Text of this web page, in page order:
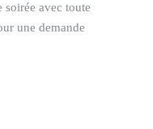
soirée avec toute
une demande